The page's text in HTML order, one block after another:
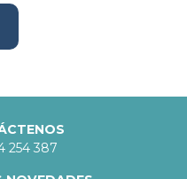
254 387